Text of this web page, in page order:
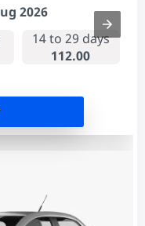
2026
14 to 29 days
112.00